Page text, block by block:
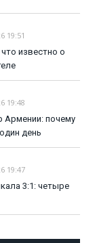
19:51
известно о
19:48
Армении: почему
день
19:47
3:1: четыре